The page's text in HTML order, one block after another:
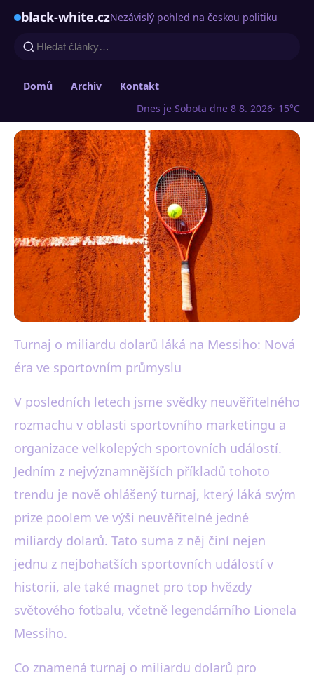
black-white.czNezávislý pohled na českou politiku
Domů Archiv
Kontakt
Dnes je Sobota dne 8 8. 2026· 15°C
black-white.cz
Miliardový turnaj s Messim:
Revoluce ve sportovním
průmyslu
12. 6. 2025 · 3 min čtení · Autor: Martin Černý
Turnaj o miliardu dolarů láká na Messiho: Nová
éra ve sportovním průmyslu
V posledních letech jsme svědky neuvěřitelného
rozmachu v oblasti sportovního marketingu a
organizace velkolepých sportovních událostí.
Jedním z nejvýznamnějších příkladů tohoto
trendu je nově ohlášený turnaj, který láká svým
prize poolem ve výši neuvěřitelné jedné
miliardy dolarů. Tato suma z něj činí nejen
jednu z nejbohatších sportovních událostí v
historii, ale také magnet pro top hvězdy
světového fotbalu, včetně legendárního Lionela
Messiho.
Co znamená turnaj o miliardu dolarů pro